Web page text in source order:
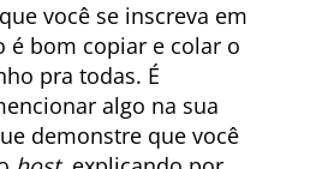
você se inscreva em
é bom copiar e colar o
pra todas. É
algo na sua
demonstre que você